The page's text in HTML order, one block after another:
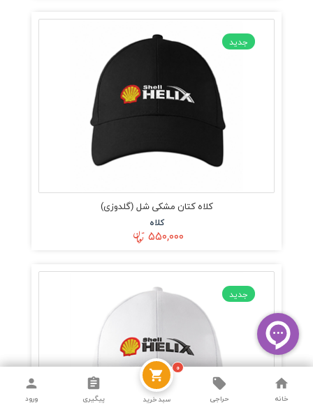
جدید
کلاه کتان مشکی شل (گلدوزی)
کلاه
۵۵۰,۰۰۰
جدید
خانه حراجی
۰
سبد خرید پیگیری ورود